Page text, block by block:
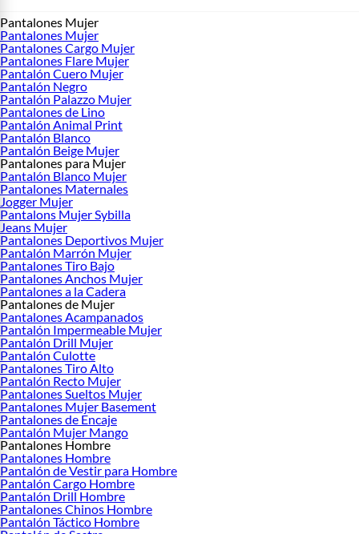
Pantalones Mujer
Pantalones Mujer
Pantalones Cargo Mujer
Pantalones Flare Mujer
Pantalón Cuero Mujer
Pantalón Negro
Pantalón Palazzo Mujer
Pantalones de Lino
Pantalón Animal Print
Pantalón Blanco
Pantalón Beige Mujer
Pantalones para Mujer
Pantalón Blanco Mujer
Pantalones Maternales
Jogger Mujer
Pantalons Mujer Sybilla
Jeans Mujer
Pantalones Deportivos Mujer
Pantalón Marrón Mujer
Pantalones Tiro Bajo
Pantalones Anchos Mujer
Pantalones a la Cadera
Pantalones de Mujer
Pantalones Acampanados
Pantalón Impermeable Mujer
Pantalón Drill Mujer
Pantalón Culotte
Pantalones Tiro Alto
Pantalón Recto Mujer
Pantalones Sueltos Mujer
Pantalones Mujer Basement
Pantalones de Encaje
Pantalón Mujer Mango
Pantalones Hombre
Pantalones Hombre
Pantalón de Vestir para Hombre
Pantalón Cargo Hombre
Pantalón Drill Hombre
Pantalones Chinos Hombre
Pantalón Táctico Hombre